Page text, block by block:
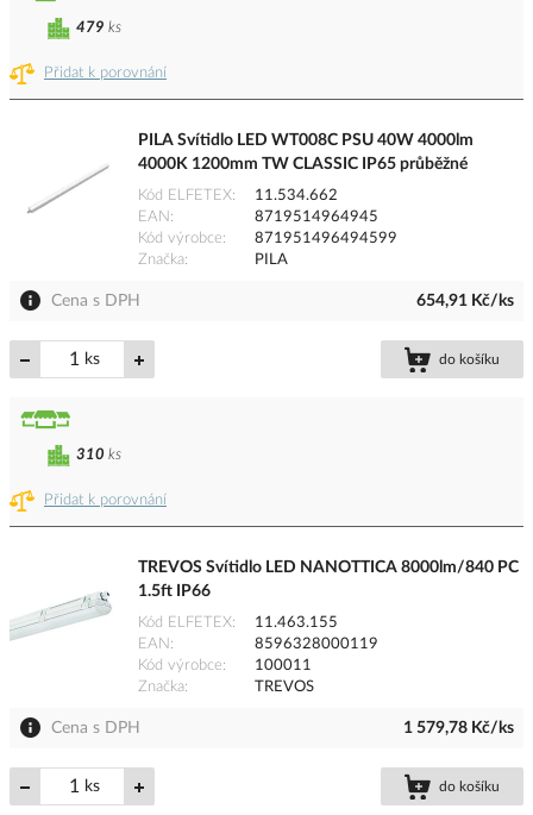
Přidat k porovnání
479 ks
PILA Svítidlo LED WT008C PSU 40W 4000lm
4000K 1200mm TW CLASSIC IP65 průběžné
Kód ELFETEX
11.534.662
EAN
8719514964945
Kód výrobce
871951496494599
Značka
PILA
Cena s DPH 654,91 Kč/ks
ks do košíku
Přidat k porovnání
310 ks
TREVOS Svítidlo LED NANOTTICA 8000lm/840 PC
1.5ft IP66
Kód ELFETEX
11.463.155
EAN
8596328000119
Kód výrobce
100011
Značka
TREVOS
Cena s DPH 1 579,78 Kč/ks
ks do košíku